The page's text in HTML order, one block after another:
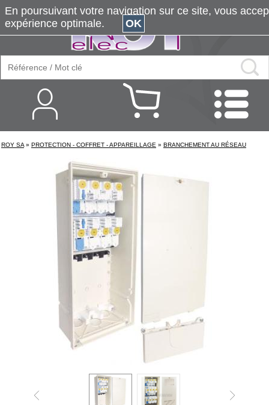
ROY SA » PROTECTION - COFFRET - APPAREILLAGE » BRANCHEMENT AU RÉSEAU
En poursuivant votre navigation sur ce site, vous
expérience optimale.
OK